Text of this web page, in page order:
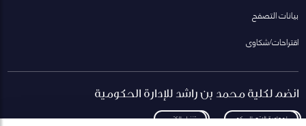
بيانات التصفح
اقتراحات/شكاوى
انضم لكلية محمد بن راشد للإدارة الحكومية
لمعاودة الاتصال بكم تنزيل الكتيب